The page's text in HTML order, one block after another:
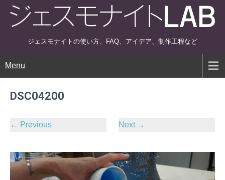
ジェスモナイトの使い方、FAQ、アイデア、制作工程など
Menu
DSC04200
← Previous Next →